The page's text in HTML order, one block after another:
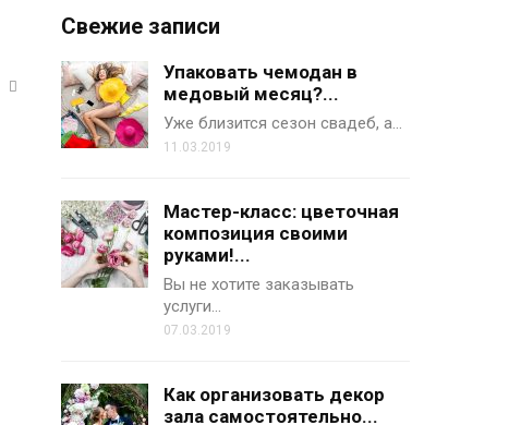
Свежие записи
Упаковать чемодан в
медовый месяц?...
Уже близится сезон свадеб, а…
11.03.2019
Мастер-класс: цветочная
композиция своими
руками!...
Вы не хотите заказывать
услуги…
07.03.2019
Как организовать декор
зала самостоятельно...